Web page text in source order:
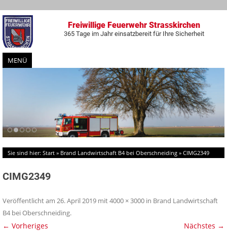
Freiwillige Feuerwehr Strasskirchen
365 Tage im Jahr einsatzbereit für Ihre Sicherheit
MENÜ
Zum
Inhalt
springen
Sie sind hier: Start » Brand Landwirtschaft B4 bei Oberschneiding » CIMG2349
CIMG2349
Veröffentlicht am 26. April 2019 mit4000 × 3000 in Brand Landwirtschaft
B4 bei Oberschneiding.
← Vorheriges Nächstes →